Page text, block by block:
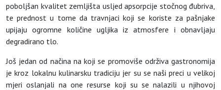
poboljšan kvalitet zemljišta usljed apsorpcije stočnog đubriva,
te prednost u tome da travnjaci koji se koriste za pašnjake
upijaju ogromne količine ugljika iz atmosfere i obnavljaju
degradirano tlo.
Još jedan od načina na koji se promoviše održiva gastronomija
je kroz lokalnu kulinarsku tradiciju jer su se naši preci u velikoj
mjeri oslanjali na one resurse koji su se nalazili u njihovoj